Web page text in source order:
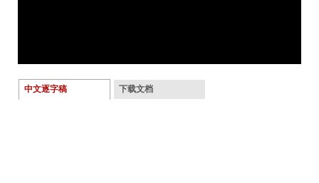
中文逐字稿 下载文档